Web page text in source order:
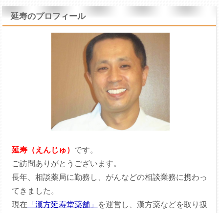
延寿のプロフィール
延寿（えんじゅ） です。
ご訪問ありがとうございます。
長年、相談薬局に勤務し、がんなどの相談業務に携わっ
てきました。
現在 「漢方延寿堂薬舗」
を運営し、漢方薬などを取り扱